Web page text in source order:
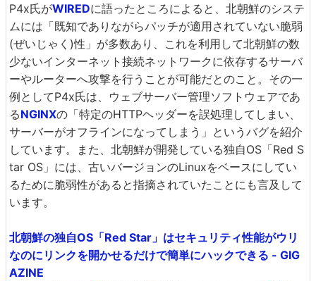
P4x氏がWIREDに語ったところによると、北朝鮮のシステ
ムには「既知でありながらパッチが適用されていない脆弱
(ぜいじゃく)性」が多数あり、これを利用して北朝鮮の数
少ないインターネット接続ネットワークに依存するサーバ
ーやルーターへ攻撃を行うことが可能だとのこと。その一
例としてP4x氏は、ウェブサーバー管理ソフトウェアであ
るNGINXの「特定のHTTPヘッダーを誤処理してしまい、
サーバーがオフラインになってしまう」というバグを紹介
しています。また、北朝鮮が開発している独自OS「Red S
tar OS」には、古いバージョンのLinuxをベースにしてい
るために脆弱性があると指摘されていたことにも言及して
います。
北朝鮮の独自OS「Red Star」はセキュリティ性能がウリ
なのにリンクを開かせるだけで簡単にハックできる - GIG
AZINE